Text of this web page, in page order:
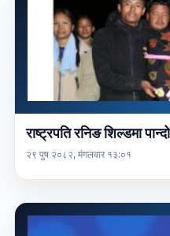
राष्ट्रपति रनिङ शिल्डमा
२९ पुष २०८२, मंगलवार १३:०१